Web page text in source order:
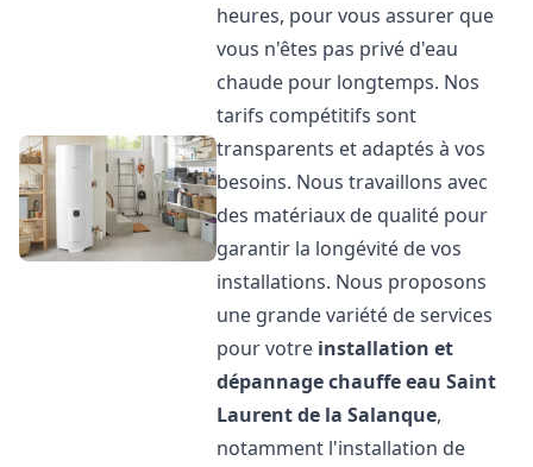
heures, pour vous assurer que
vous n'êtes pas privé d'eau
chaude pour longtemps. Nos
tarifs compétitifs sont
transparents et adaptés à vos
besoins. Nous travaillons avec
des matériaux de qualité pour
garantir la longévité de vos
installations. Nous proposons
une grande variété de services
pour votre installation et
dépannage chauffe eau Saint
Laurent de la Salanque,
notamment l'installation de